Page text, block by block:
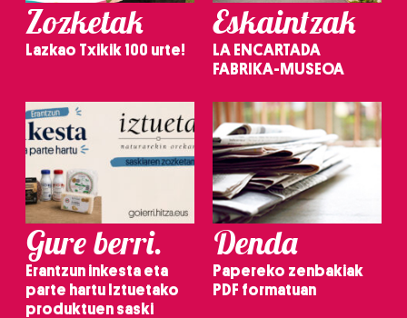
Zozketak
Lazkao Txikik 100 urte!
Eskaintzak
LA ENCARTADA
FABRIKA-MUSEOA
Gure berri.
Erantzun inkesta eta
parte hartu Iztuetako
produktuen saski
Denda
Papereko zenbakiak
PDF formatuan